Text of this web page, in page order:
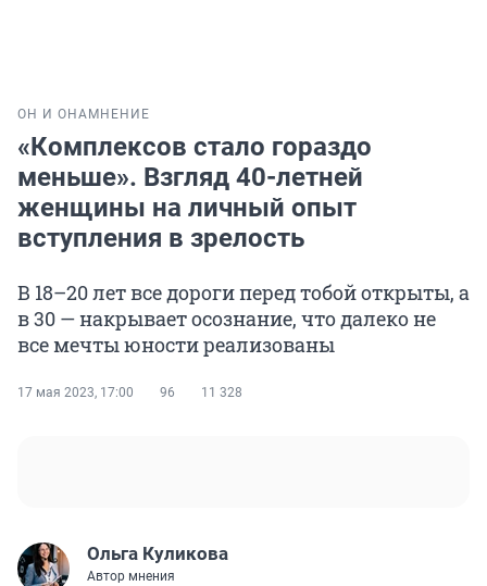
ОН И ОНА МНЕНИЕ
«Комплексов стало гораздо
меньше». Взгляд 40-летней
женщины на личный опыт
вступления в зрелость
В 18–20 лет все дороги перед тобой открыты, а
в 30 — накрывает осознание, что далеко не
все мечты юности реализованы
17 мая 2023, 17:00 96 11 328
Ольга Куликова
Автор мнения